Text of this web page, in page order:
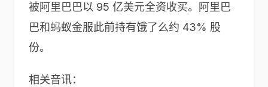
被阿里巴巴以 95 亿美元全资收买。阿里巴
巴和蚂蚁金服此前持有饿了么约 43% 股
份。
相关音讯：